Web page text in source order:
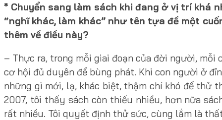
* Chuyển sang làm sách khi đang ở vị trí khá
“nghĩ khác, làm khác” như tên tựa đề một
thêm về điều này?
– Thực ra, trong mỗi giai đoạn của đời người,
cơ hội đủ duyên để bùng phát. Khi con người ở
những gì mới, lạ, khác biệt, thậm chí khó để thử
2007, tôi thấy sách còn thiếu nhiều, hơn nữa
rất nhiều. Tôi quyết định thử sức, cùng lắm là